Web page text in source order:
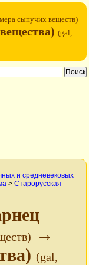
сыпучих веществ)
(gal,
и средневековых
> Старорусская
→
(gal,